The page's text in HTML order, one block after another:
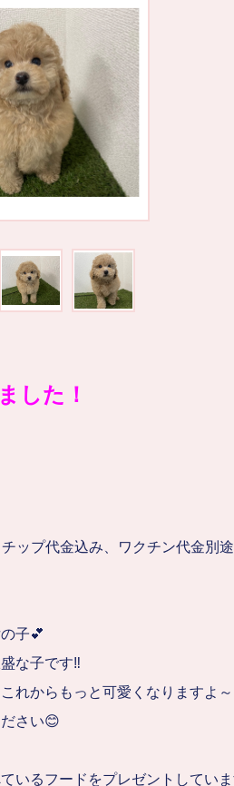
した！
ップ代金込み、ワクチン代金別
子💕
な子です‼️
れからもっと可愛くなりますよ
さい😊
いるフードをプレゼントしてい